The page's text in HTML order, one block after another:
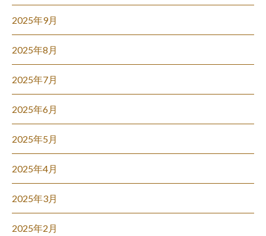
2025年9月
2025年8月
2025年7月
2025年6月
2025年5月
2025年4月
2025年3月
2025年2月